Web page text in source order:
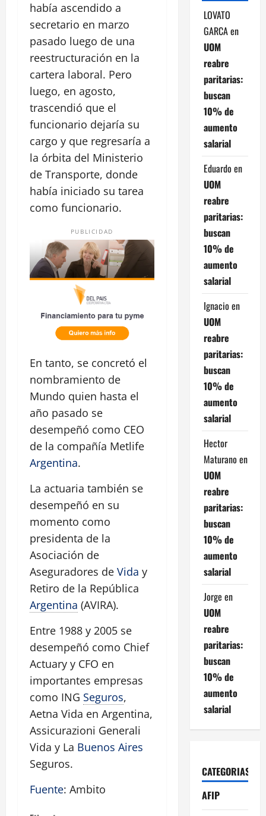
había ascendido a
secretario en marzo
pasado luego de una
reestructuración en la
cartera laboral. Pero
luego, en agosto,
trascendió que el
funcionario dejaría su
cargo y que regresaría a
la órbita del Ministerio
de Transporte, donde
había iniciado su tarea
como funcionario.
PUBLICIDAD
En tanto, se concretó el
nombramiento de
Mundo quien hasta el
año pasado se
desempeñó como CEO
de la compañía Metlife
Argentina.
La actuaria también se
desempeñó en su
momento como
presidenta de la
Asociación de
Aseguradores de Vida y
Retiro de la República
Argentina (AVIRA).
Entre 1988 y 2005 se
desempeñó como Chief
Actuary y CFO en
importantes empresas
como ING Seguros,
Aetna Vida en Argentina,
Assicurazioni Generali
Vida y La Buenos Aires
Seguros.
Fuente: Ambito
LOVATO
GARCAen
UOM
reabre
paritarias:
buscan
10% de
aumento
salarial
Eduardo en
UOM
reabre
paritarias:
buscan
10% de
aumento
salarial
Ignacio en
UOM
reabre
paritarias:
buscan
10% de
aumento
salarial
Hector
Maturano en
UOM
reabre
paritarias:
buscan
10% de
aumento
salarial
Jorge en
UOM
reabre
paritarias:
buscan
10% de
aumento
salarial
CATEGORIAS
AFIP